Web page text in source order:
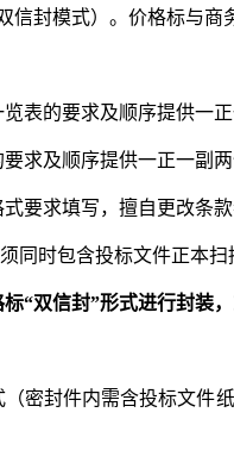
信封模式）。价格标与商
表的要求及顺序提供一
求及顺序提供一正一副
要求填写，擅自更改条款
同时包含投标文件正本扫
“双信封”形式进行封装
密封件内需含投标文件